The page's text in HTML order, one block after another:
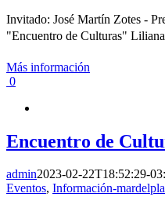
Invitado: José Martín Zotes -
"Encuentro de Culturas"
Más información
0
Encuentro de
admin2023-02-22T18:52:29-
Eventos, Información-